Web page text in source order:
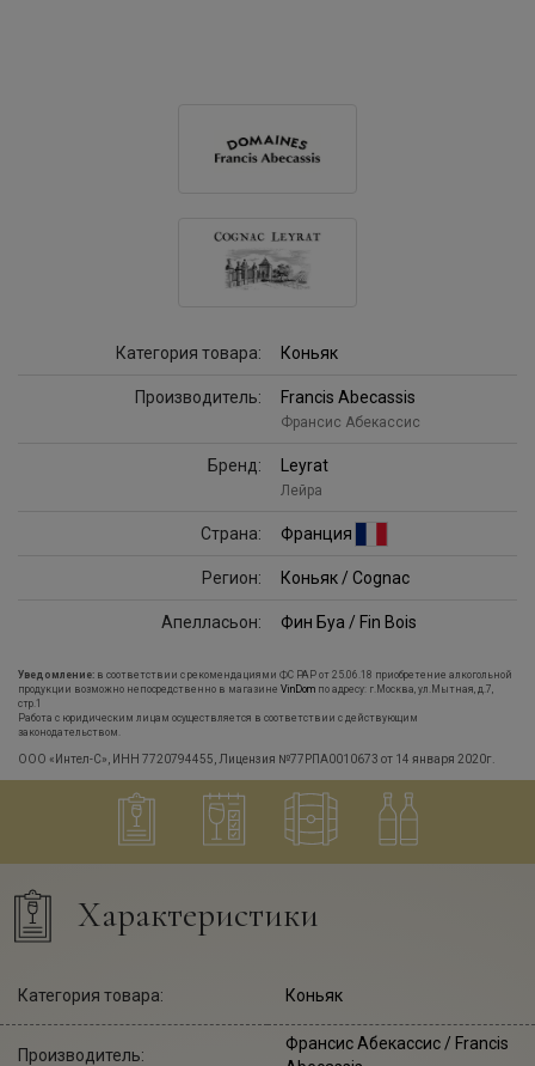
Категория товара: Коньяк
Производитель: Francis Abecassis
Франсис Абекассис
Бренд: Leyrat
Лейра
Страна: Франция
Регион: Коньяк / Cognac
Апелласьон: Фин Буа / Fin Bois
Уведомление: в соответствии с рекомендациями ФС РАР от 25.06.18 приобретение алкогольной
продукции возможно непосредственно в магазине VinDom по адресу: г.Москва, ул.Мытная, д.7,
стр.1
Работа с юридическим лицам осуществляется в соответствии с действующим
законодательством.
ООО «Интел-С», ИНН 7720794455, Лицензия №77РПА0010673 от 14 января 2020г.
Характеристики
Категория товара: Коньяк
Производитель:
Франсис Абекассис / Francis